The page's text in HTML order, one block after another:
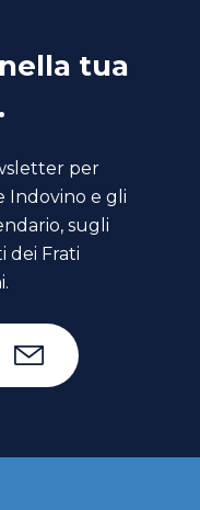
tua
per
Indovino e gli
sugli
dei Frati